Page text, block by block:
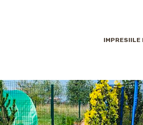
IMPRESIILE